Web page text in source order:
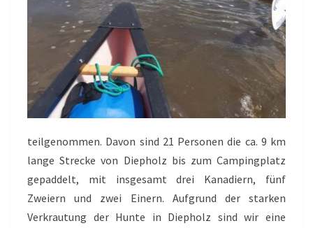
teilgenommen. Davon sind 21 Personen die ca. 9 km
lange Strecke von Diepholz bis zum Campingplatz
gepaddelt, mit insgesamt drei Kanadiern, fünf
Zweiern und zwei Einern. Aufgrund der starken
Verkrautung der Hunte in Diepholz sind wir eine